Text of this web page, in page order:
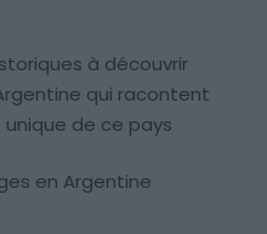
à découvrir
qui racontent
de ce pays
en Argentine